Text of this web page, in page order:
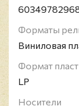
"Rock ‘n’ Roll
Bad Company
Полом
Форматы
Виниловая
Формат
LP
Носители